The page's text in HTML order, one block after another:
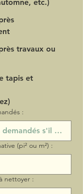
etc.)
travaux ou
tapis et
:
(pi² ou m²) :
nettoyer :